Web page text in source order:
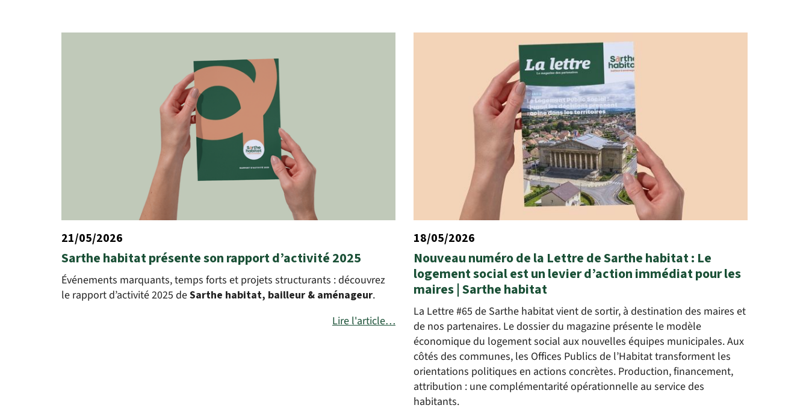
21/05/2026
Sarthe habitat présente son rapport d’activité 2025
Événements marquants, temps forts et projets structurants : découvrez
le rapport d’activité 2025 deSarthe habitat, bailleur & aménageur.
Lire l'article…
18/05/2026
Nouveau numéro de la Lettre de Sarthe habitat : Le
logement social est un levier d’action immédiat pour les
maires | Sarthe habitat
La Lettre #65 de Sarthe habitat vient de sortir, à destination des maires et
de nos partenaires. Le dossier du magazine présente le modèle
économique du logement social aux nouvelles équipes municipales. Aux
côtés des communes, les Offices Publics de l’Habitat transforment les
orientations politiques en actions concrètes. Production, financement,
attribution : une complémentarité opérationnelle au service des
habitants.